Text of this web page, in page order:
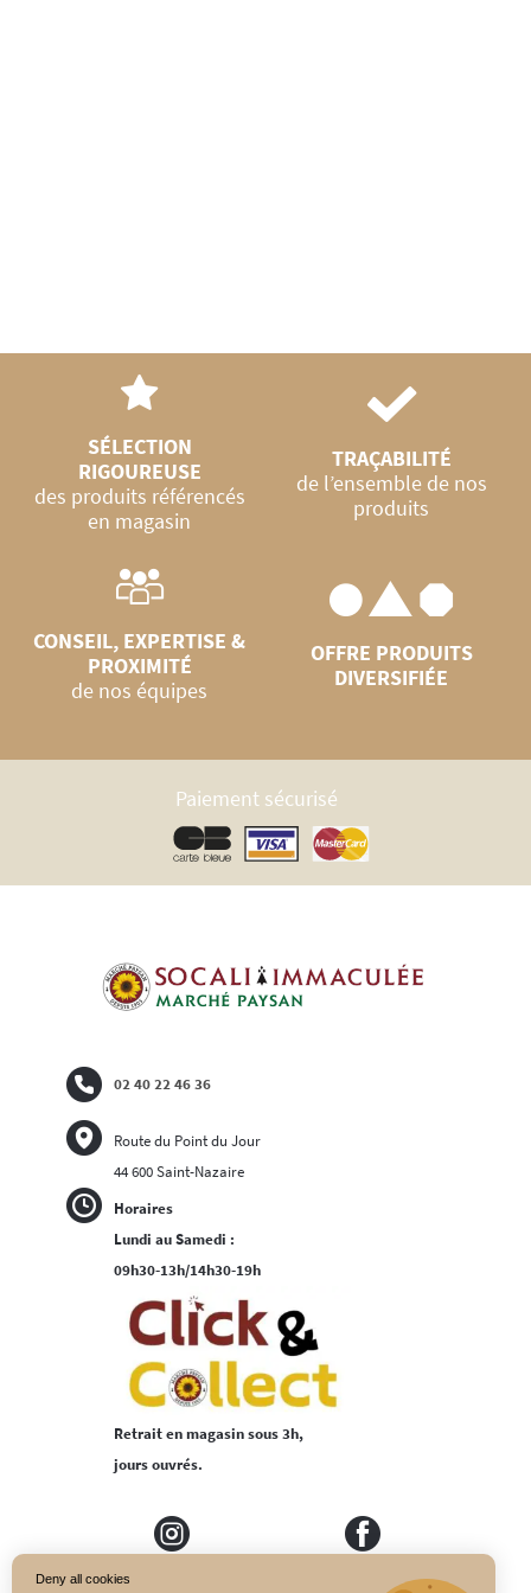
SÉLECTION
RIGOUREUSE
des produits référencés
en magasin
TRAÇABILITÉ
de l’ensemble de nos
produits
CONSEIL, EXPERTISE &
PROXIMITÉ
de nos équipes
OFFRE PRODUITS
DIVERSIFIÉE
Paiement sécurisé
Horaires
Lundi au Samedi :
09h30-13h/14h30-19h
Retrait en magasin sous 3h,
jours ouvrés.
02 40 22 46 36
Route du Point du Jour
44 600 Saint-Nazaire
Deny all cookies